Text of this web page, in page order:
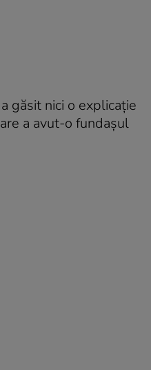
găsit nici o explicație
a avut-o fundașul